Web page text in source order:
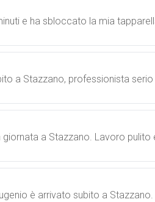
e ha sbloccato la mia
a Stazzano, professionista
a Stazzano. Lavoro pulito
è arrivato subito a Stazzano.